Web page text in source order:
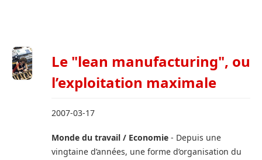
Le "lean manufacturing", ou
l’exploitation maximale
2007-03-17
Monde du travail / Economie- Depuis une
vingtaine d’années, une forme d’organisation du